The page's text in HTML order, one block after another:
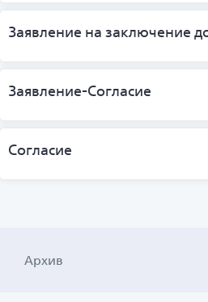
Заявление на заключение
Заявление-Согласие
Согласие
Архив